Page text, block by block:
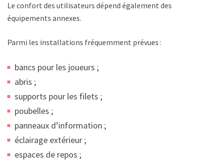
Le confort des utilisateurs dépend également des
équipements annexes.
Parmi les installations fréquemment prévues :
bancs pour les joueurs ;
abris ;
supports pour les filets ;
poubelles ;
panneaux d’information ;
éclairage extérieur ;
espaces de repos ;